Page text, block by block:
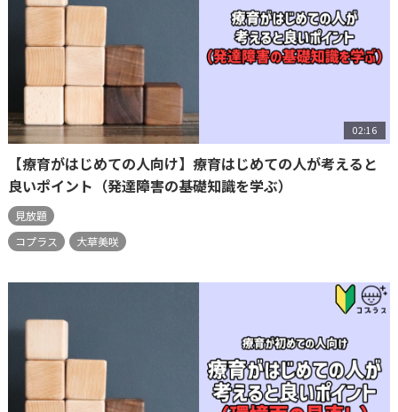
02:16
【療育がはじめての人向け】療育はじめての人が考えると
良いポイント（発達障害の基礎知識を学ぶ）
見放題
コプラス
大草美咲